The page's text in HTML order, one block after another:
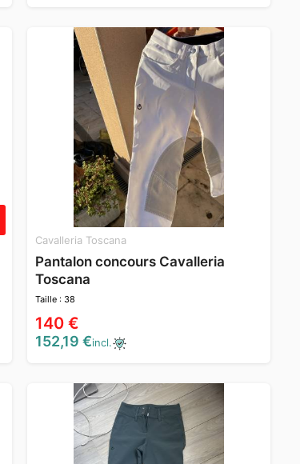
Cavalleria Toscana
Pantalon concours Cavalleria
Toscana
Taille : 38
140 €
152,19 €incl.